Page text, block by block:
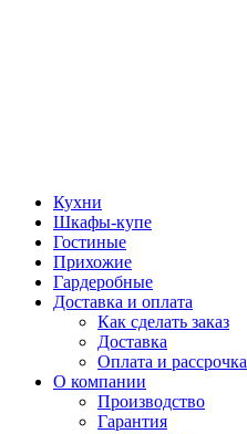
Кухни
Шкафы-купе
Гостиные
Прихожие
Гардеробные
Доставка и оплата
Как сделать заказ
Доставка
Оплата и рассрочка
О компании
Производство
Гарантия